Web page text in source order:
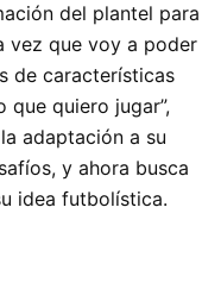
del plantel para
vez que voy a poder
de características
que quiero jugar”,
adaptación a su
y ahora busca
idea futbolística.